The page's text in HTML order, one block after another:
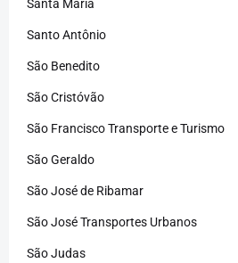
Santa Maria
Santo Antônio
São Benedito
São Cristóvão
São Francisco Transporte e Turismo
São Geraldo
São José de Ribamar
São José Transportes Urbanos
São Judas